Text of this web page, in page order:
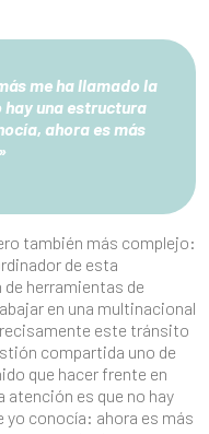
me ha llamado la
hay una estructura
ahora es más
también más complejo:
de esta
herramientas de
en una multinacional
este tránsito
compartida uno de
que hacer frente en
atención es que no hay
yo conocía: ahora es más